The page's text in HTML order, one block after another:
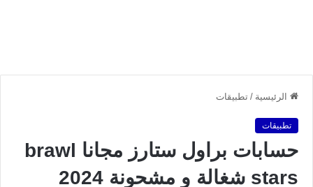
الرئيسية / تطبيقات
تطبيقات
حسابات براول ستارز مجانا brawl
stars شغالة و مشحونة 2024